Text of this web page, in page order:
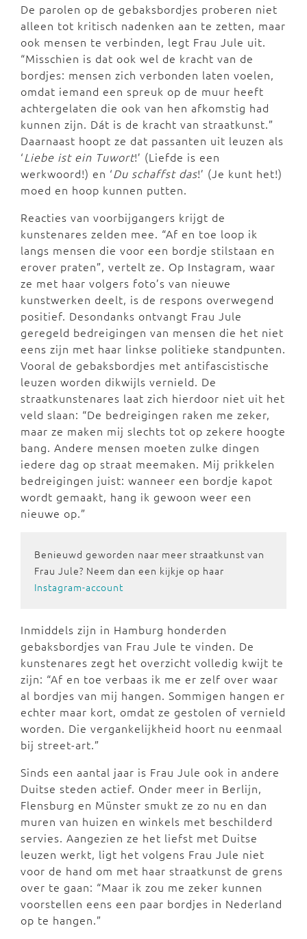
De parolen op de gebaksbordjes proberen niet
alleen tot kritisch nadenken aan te zetten, maar
ook mensen te verbinden, legt Frau Jule uit.
“Misschien is dat ook wel de kracht van de
bordjes: mensen zich verbonden laten voelen,
omdat iemand een spreuk op de muur heeft
achtergelaten die ook van hen afkomstig had
kunnen zijn. Dát is de kracht van straatkunst.”
Daarnaast hoopt ze dat passanten uit leuzen als
‘Liebe ist ein Tuwort!’ (Liefde is een
werkwoord!) en ‘Du schaffst das!’ (Je kunt het!)
moed en hoop kunnen putten.
Reacties van voorbijgangers krijgt de
kunstenares zelden mee. “Af en toe loop ik
langs mensen die voor een bordje stilstaan en
erover praten”, vertelt ze. Op Instagram, waar
ze met haar volgers foto’s van nieuwe
kunstwerken deelt, is de respons overwegend
positief. Desondanks ontvangt Frau Jule
geregeld bedreigingen van mensen die het niet
eens zijn met haar linkse politieke standpunten.
Vooral de gebaksbordjes met antifascistische
leuzen worden dikwijls vernield. De
straatkunstenares laat zich hierdoor niet uit het
veld slaan: “De bedreigingen raken me zeker,
maar ze maken mij slechts tot op zekere hoogte
bang. Andere mensen moeten zulke dingen
iedere dag op straat meemaken. Mij prikkelen
bedreigingen juist: wanneer een bordje kapot
wordt gemaakt, hang ik gewoon weer een
nieuwe op.”
Benieuwd geworden naar meer straatkunst van
Frau Jule? Neem dan een kijkje op haar
Instagram-account
Inmiddels zijn in Hamburg honderden
gebaksbordjes van Frau Jule te vinden. De
kunstenares zegt het overzicht volledig kwijt te
zijn: “Af en toe verbaas ik me er zelf over waar
al bordjes van mij hangen. Sommigen hangen er
echter maar kort, omdat ze gestolen of vernield
worden. Die vergankelijkheid hoort nu eenmaal
bij street-art.”
Sinds een aantal jaar is Frau Jule ook in andere
Duitse steden actief. Onder meer in Berlijn,
Flensburg en Münster smukt ze zo nu en dan
muren van huizen en winkels met beschilderd
servies. Aangezien ze het liefst met Duitse
leuzen werkt, ligt het volgens Frau Jule niet
voor de hand om met haar straatkunst de grens
over te gaan: “Maar ik zou me zeker kunnen
voorstellen eens een paar bordjes in Nederland
op te hangen.”